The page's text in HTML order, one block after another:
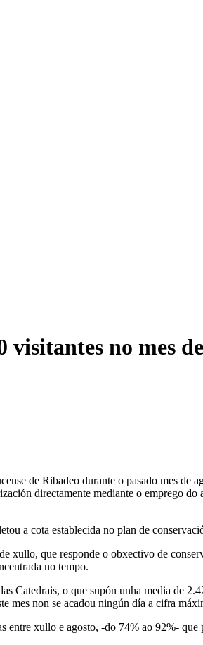
no mes
de Ribadeo durante o pasado mes de
directamente mediante o emprego
a cota establecida no plan de
xullo, que responde o obxectivo de
no tempo.
Catedrais, o que supón unha media de
mes non se acadou ningún día a cifra
xullo e agosto, -do 74% ao 92%-